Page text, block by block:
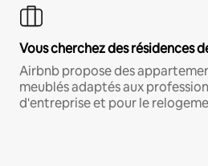
Vous cherchez des résidences
Airbnb propose des
meublés adaptés aux
d'entreprise et pour le